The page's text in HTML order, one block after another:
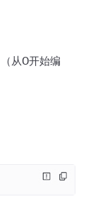
从0开始编